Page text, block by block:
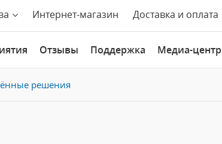
Интернет-магазин Доставка и оплата
Отзывы Поддержка Медиа-центр
решения